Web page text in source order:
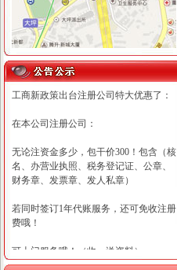
工商新政策出台注册公司特大优惠了：
在本公司注册公司：
无论注资金多少，包干价300！包含（核
名、办营业执照、税务登记证、公章、
财务章、发票章、发人私章）
若同时签订1年代账服务，还可免收注册
费哦！
可上门服务哦！（收、送资料）